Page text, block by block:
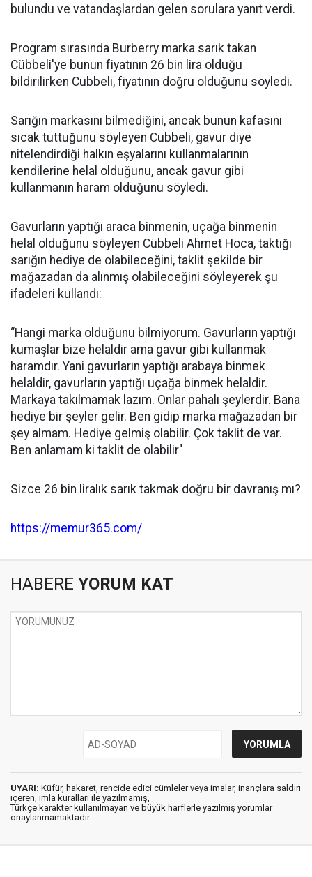
bulundu ve vatandaşlardan gelen sorulara yanıt verdi.
Program sırasında Burberry marka sarık takan
Cübbeli'ye bunun fiyatının 26 bin lira olduğu
bildirilirken Cübbeli, fiyatının doğru olduğunu söyledi.
Sarığın markasını bilmediğini, ancak bunun kafasını
sıcak tuttuğunu söyleyen Cübbeli, gavur diye
nitelendirdiği halkın eşyalarını kullanmalarının
kendilerine helal olduğunu, ancak gavur gibi
kullanmanın haram olduğunu söyledi.
Gavurların yaptığı araca binmenin, uçağa binmenin
helal olduğunu söyleyen Cübbeli Ahmet Hoca, taktığı
sarığın hediye de olabileceğini, taklit şekilde bir
mağazadan da alınmış olabileceğini söyleyerek şu
ifadeleri kullandı:
“Hangi marka olduğunu bilmiyorum. Gavurların yaptığı
kumaşlar bize helaldir ama gavur gibi kullanmak
haramdır. Yani gavurların yaptığı arabaya binmek
helaldir, gavurların yaptığı uçağa binmek helaldir.
Markaya takılmamak lazım. Onlar pahalı şeylerdir. Bana
hediye bir şeyler gelir. Ben gidip marka mağazadan bir
şey almam. Hediye gelmiş olabilir. Çok taklit de var.
Ben anlamam ki taklit de olabilir"
Sizce 26 bin liralık sarık takmak doğru bir davranış mı?
https://memur365.com/
HABERE YORUM KAT
UYARI: Küfür, hakaret, rencide edici cümleler veya imalar, inançlara saldırı
içeren, imla kuralları ile yazılmamış,
Türkçe karakter kullanılmayan ve büyük harflerle yazılmış yorumlar
onaylanmamaktadır.